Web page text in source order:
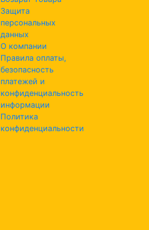
Защита
персональных
данных
О компании
Правила оплаты,
безопасность
платежей и
конфиденциальность
информации
Политика
конфиденциальности